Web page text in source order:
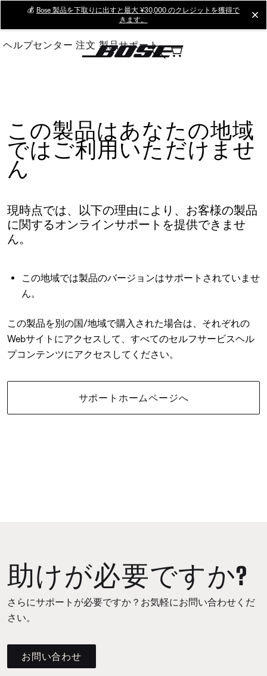
Main
💰 Bose 製品を下取りに出すと最大 ¥30,000 のクレジットを獲得で
きます。
ヘルプセンター 注文 製品サポート
この製品はあなたの地域
ではご利用いただけませ
ん
現時点では、以下の理由により、お客様の製品
に関するオンラインサポートを提供できませ
ん。
この地域では製品のバージョンはサポートされていませ
ん。
この製品を別の国/地域で購入された場合は、それぞれの
Webサイトにアクセスして、すべてのセルフサービスヘル
プコンテンツにアクセスしてください。
サポートホームページへ
助けが必要ですか?
さらにサポートが必要ですか？お気軽にお問い合わせくだ
さい。
お問い合わせ